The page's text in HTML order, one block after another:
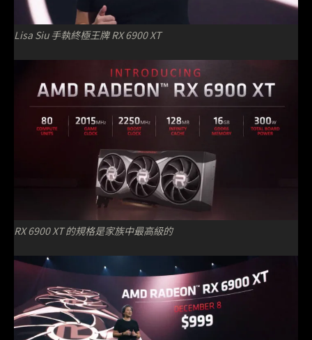
Lisa Siu 手執終極王牌 RX 6900 XT
RX 6900 XT 的規格是家族中最高級的